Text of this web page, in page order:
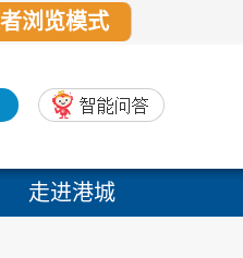
浏览模式
走进港城